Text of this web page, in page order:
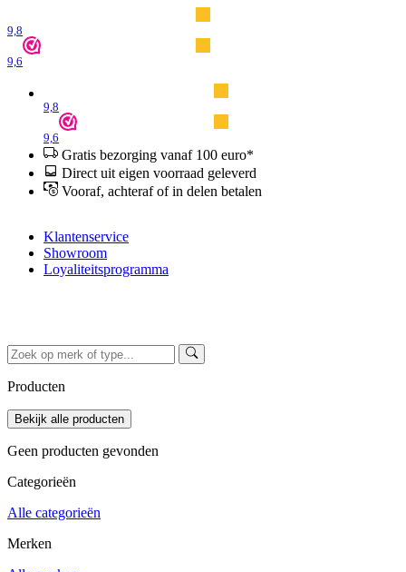
9,8
9,6
9,8
9,6
Gratis bezorging vanaf 100 euro*
Direct uit eigen voorraad geleverd
Vooraf, achteraf of in delen betalen
Klantenservice
Showroom
Loyaliteitsprogramma
Producten
Geen producten gevonden
Categorieën
Alle categorieën
Merken